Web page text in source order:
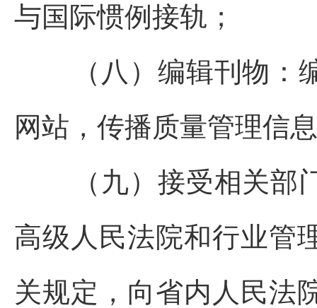
与国际惯例接轨；
（八）编辑刊物
网站，传播质量管理信
（九）接受相关
高级人民法院和行业管
关规定，向省内人民法